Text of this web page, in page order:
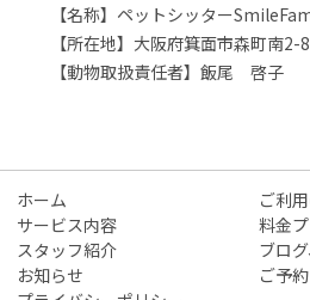
【名称】ペットシッター
【所在地】大阪府箕面市森町南2-
【動物取扱責任者】飯尾 啓子
ホーム
ご利
サービス内容
料金
スタッフ紹介
ブロ
お知らせ
ご予